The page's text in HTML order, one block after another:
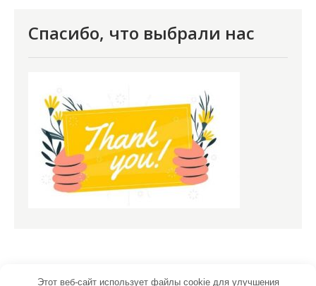
Спасибо, что выбрали нас
Этот веб-сайт использует файлы cookie для улучшения